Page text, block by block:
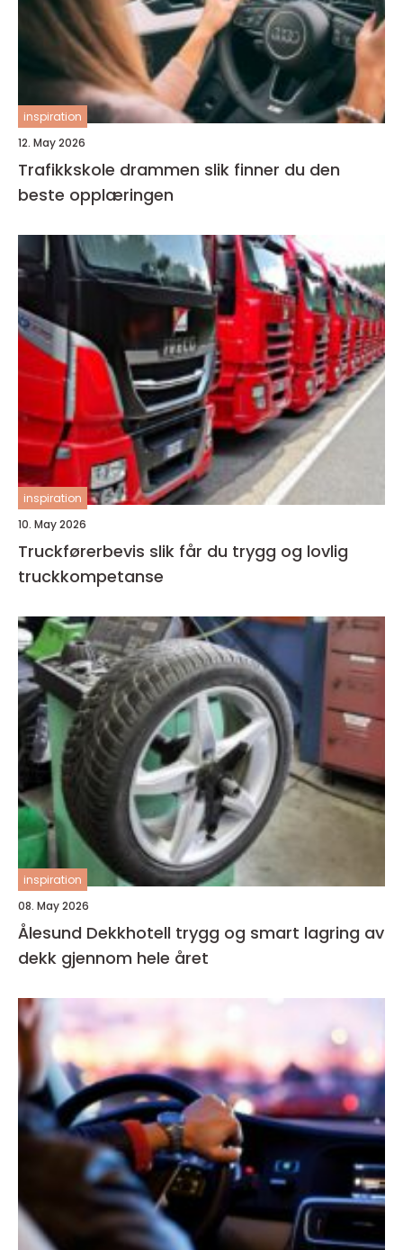
inspiration
12. May 2026
Trafikkskole drammen slik finner du den
beste opplæringen
inspiration
10. May 2026
Truckførerbevis slik får du trygg og lovlig
truckkompetanse
inspiration
08. May 2026
Ålesund Dekkhotell trygg og smart lagring av
dekk gjennom hele året